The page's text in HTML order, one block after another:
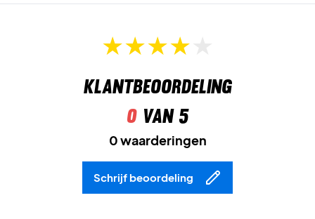
Klantbeoordeling
0van 5
0 waarderingen
Schrijf beoordeling